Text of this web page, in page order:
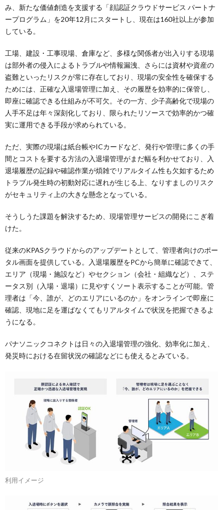
み、新たな価値創造を支援する「顔認証クラウドサービス パートナ
ープログラム」を20年12月にスタートし、現在は160社以上が参加
している。
工場、建設・工事現場、倉庫など、多様な関係者が出入りする現場
は部外者の侵入によるトラブルや情報漏洩、さらには資材や資産の
盗難といったリスクが常に存在しており、現場の安全性を確保する
ためには、正確な入退場管理に加え、その履歴を効率的に保管し、
即座に確認できる仕組みが不可欠。その一方、少子高齢化で現場の
人手不足は年々深刻化しており、限られたリソースで効率的かつ確
実に運用できる手段が求められている。
ただ、実際の現場は紙台帳やICカードなど、発行や管理に多くの手
間とコストを要する方法の入退場管理がまだ幅を利かせており、入
退場履歴の記録や確認作業が煩雑でリアルタイム性も欠如するため
トラブル発生時の初動対応に遅れが生じる上、なりすましのリスク
がセキュリティ上の大きな懸念となっている。
そうしうた課題を解決するため、現場管理サービスの開発にこぎ着
けた。
従来のKPASクラウドからのアップデートとして、管理者向けのポー
タル画面を提供している。入退場履歴をPCから簡単に確認できて、
エリア（現場・施設など）やセクション（会社・組織など）、ステ
ータス別（入場・退場）に見やすくソート表示することが可能。管
理者は「今、誰が、どのエリアにいるのか」をオンラインで即座に
確認、現地に足を運ばなくてもリアルタイムで状況を把握できるよ
うになる。
パナソニックコネクトは日々の入退場管理の強化、効率化に加え、
発災時における在留状況の確認などにも使えるとみている。
利用イメージ